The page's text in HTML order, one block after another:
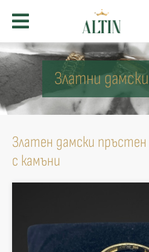
Златни
Златен дамски пръстен
с камъни